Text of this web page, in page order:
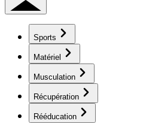
Sports
Matériel
Musculation
Récupération
Rééducation